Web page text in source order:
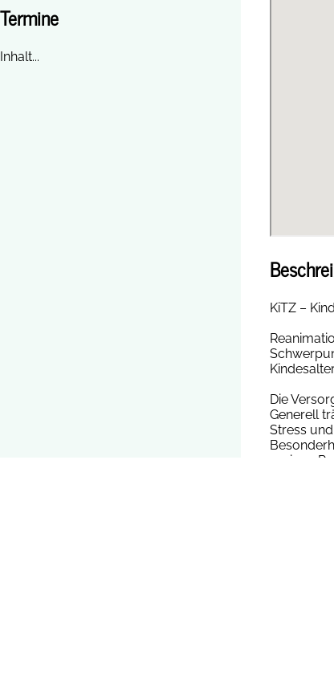
Termine
Inhalt...
KiTZ –
Die
Generell
Stress
geringe